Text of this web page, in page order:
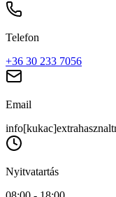
Telefon
+36 30 233 7056
Email
Nyitvatartás